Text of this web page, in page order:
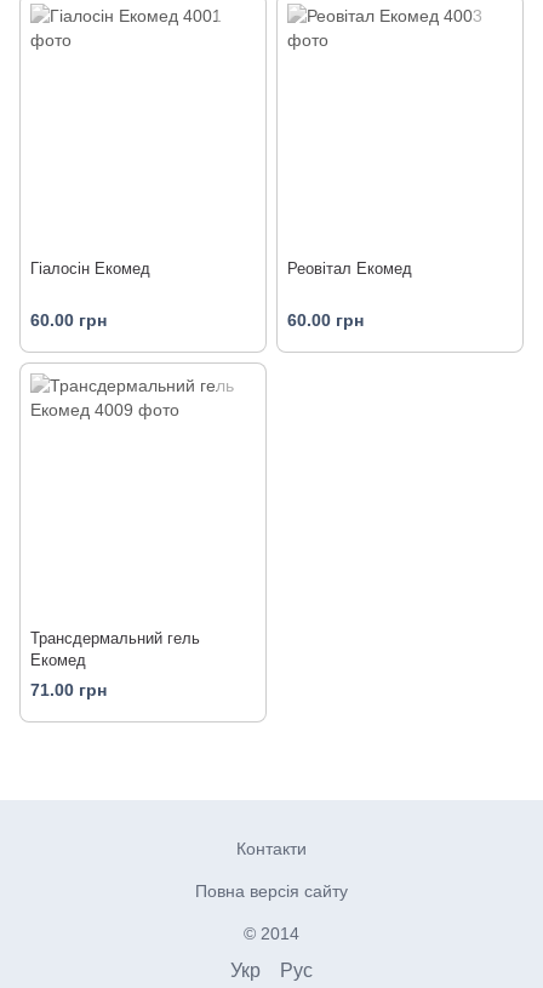
Гіалосін Екомед
60.00 грн
Реовітал Екомед
60.00 грн
Трансдермальний гель
Екомед
71.00 грн
Контакти
Повна версія сайту
© 2014
Укр Рус